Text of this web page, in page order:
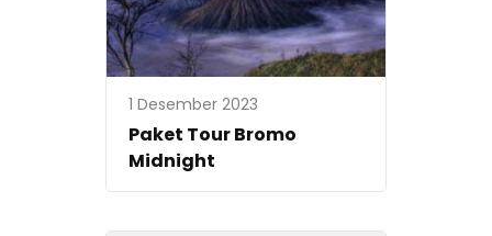
1 Desember 2023
Paket Tour Bromo
Midnight